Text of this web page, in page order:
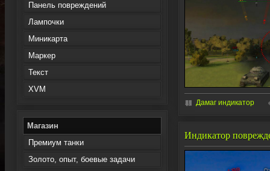
Панель повреждений
Лампочки
Миникарта
Маркер
Текст
XVM
Магазин
Премиум танки
Золото, опыт, боевые задачи
Дамаг индикатор
Индикатор